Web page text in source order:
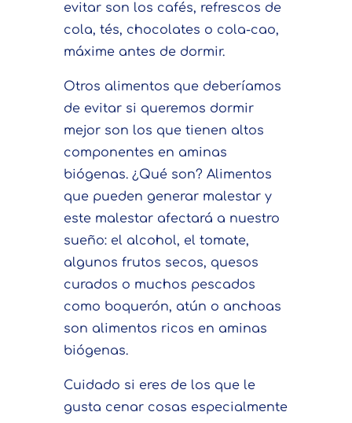
evitar son los cafés, refrescos de
cola, tés, chocolates o cola-cao,
máxime antes de dormir.
Otros alimentos que deberíamos
de evitar si queremos dormir
mejor son los que tienen altos
componentes en aminas
biógenas. ¿Qué son? Alimentos
que pueden generar malestar y
este malestar afectará a nuestro
sueño: el alcohol, el tomate,
algunos frutos secos, quesos
curados o muchos pescados
como boquerón, atún o anchoas
son alimentos ricos en aminas
biógenas.
Cuidado si eres de los que le
gusta cenar cosas especialmente